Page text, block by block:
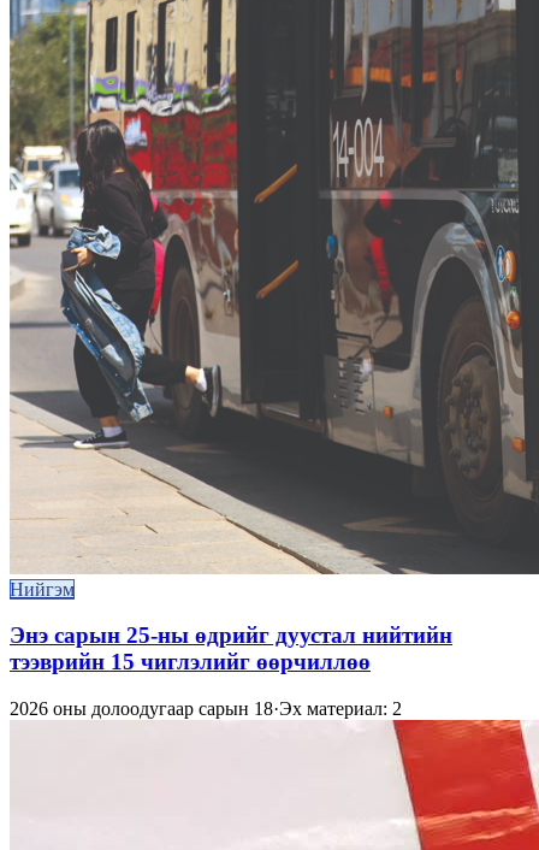
Нийгэм
Энэ сарын 25-ны өдрийг дуустал нийтийн
тээврийн 15 чиглэлийг өөрчиллөө
2026 оны долоодугаар сарын 18·Эх материал: 2